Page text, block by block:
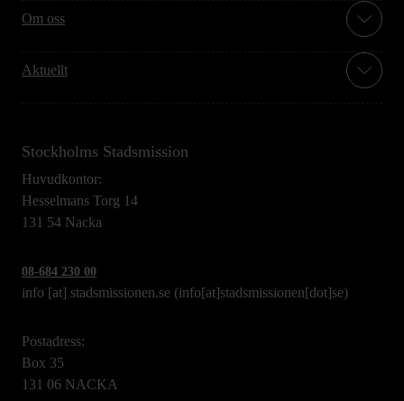
Om oss
Aktuellt
Stockholms Stadsmission
Huvudkontor:
Hesselmans Torg 14
131 54 Nacka
08-684 230 00
info [at] stadsmissionen.se (info[at]stadsmissionen[dot]se)
Postadress:
Box 35
131 06 NACKA